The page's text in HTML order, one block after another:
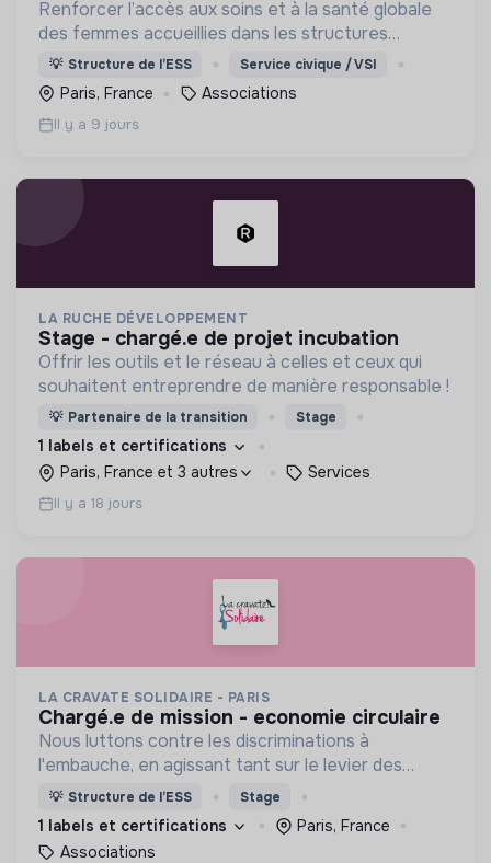
Renforcer l’accès aux soins et à la santé globale
des femmes accueillies dans les structures
sociales d’Île-de-France (centres d’hébergement,
accueils de jour…).
💡 Structure de l’ESS Service civique / VSI
Paris, France Associations
Il y a 9 jours
LA RUCHE DÉVELOPPEMENT
stage - chargé.e de projet incubation
Offrir les outils et le réseau à celles et ceux qui
souhaitent entreprendre de manière responsable !
💡 Partenaire de la transition Stage
1 labels et certifications
Paris, France et 3 autres
Services
Il y a 18 jours
LA CRAVATE SOLIDAIRE - PARIS
chargé.e de mission - economie circulaire
Nous luttons contre les discriminations à
l'embauche, en agissant tant sur le levier des
candidats par le biais d'accompagnements que sur
le levier des recruteurs !
💡 Structure de l’ESS Stage
1 labels et certifications
Paris, France
Associations